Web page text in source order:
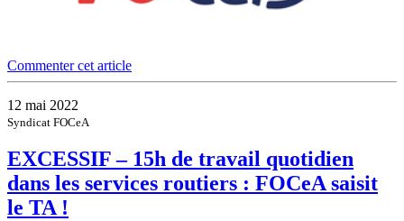
Commenter cet article
12 mai 2022
Syndicat FOCeA
EXCESSIF – 15h de travail quotidien
dans les services routiers : FOCeA saisit
le TA !